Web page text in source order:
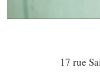
17 rue